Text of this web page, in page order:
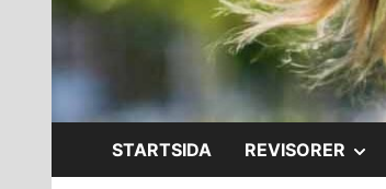
STARTSIDA REVISORER